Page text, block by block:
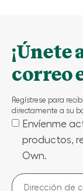
¡Únete
correo
Regístrese para
directamente a su
(Required)
Envíenme
productos,
Own.
Dirección